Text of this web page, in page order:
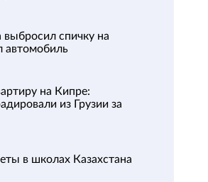
спичку на
автомобиль
на Кипре:
из Грузии за
в школах Казахстана